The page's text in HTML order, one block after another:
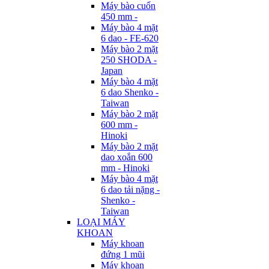
Máy bào cuốn
450 mm -
Máy bào 4 mặt
6 dao - FE-620
Máy bào 2 mặt
250 SHODA -
Japan
Máy bào 4 mặt
6 dao Shenko -
Taiwan
Máy bào 2 mặt
600 mm -
Hinoki
Máy bào 2 mặt
dao xoắn 600
mm - Hinoki
Máy bào 4 mặt
6 dao tải nặng -
Shenko -
Taiwan
LOẠI MÁY
KHOAN
Máy khoan
đứng 1 mũi
Máy khoan